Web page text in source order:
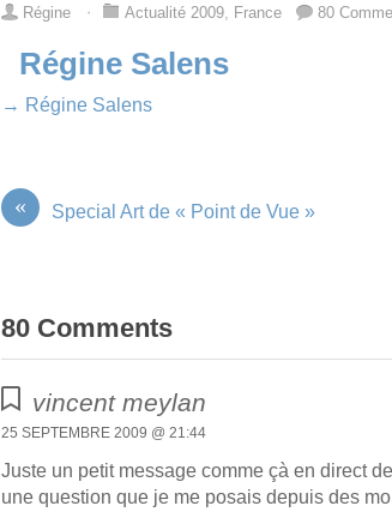
Régine ⋅ Actualité 2009, France 80
Régine Salens
→ Régine Salens
« Special Art de « Point de Vue »
80 Comments
vincent meylan
25 SEPTEMBRE 2009 @ 21:44
Juste un petit message comme çà en direct
une question que je me posais depuis des